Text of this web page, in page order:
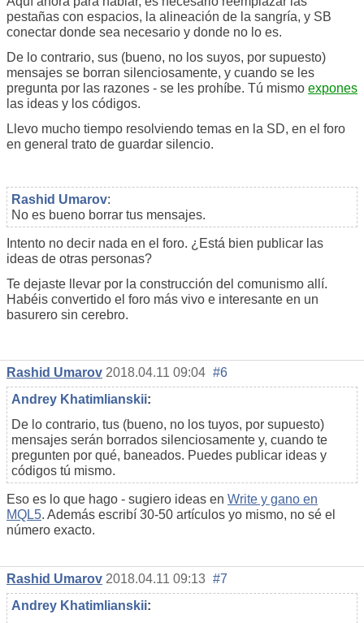
pestañas con espacios, la alineación de la sangría, y SB
conectar donde sea necesario y donde no lo es.
De lo contrario, sus (bueno, no los suyos, por supuesto)
mensajes se borran silenciosamente, y cuando se les
pregunta por las razones - se les prohíbe. Tú mismo expones
las ideas y los códigos.
Llevo mucho tiempo resolviendo temas en la SD, en el foro
en general trato de guardar silencio.
Rashid Umarov:
No es bueno borrar tus mensajes.
Intento no decir nada en el foro. ¿Está bien publicar las
ideas de otras personas?
Te dejaste llevar por la construcción del comunismo allí.
Habéis convertido el foro más vivo e interesante en un
basurero sin cerebro.
Rashid Umarov 2018.04.11 09:04 #6
Andrey Khatimlianskii:
De lo contrario, tus (bueno, no los tuyos, por supuesto)
mensajes serán borrados silenciosamente y, cuando te
pregunten por qué, baneados. Puedes publicar ideas y
códigos tú mismo.
Eso es lo que hago - sugiero ideas en Write y gano en
MQL5. Además escribí 30-50 artículos yo mismo, no sé el
número exacto.
Rashid Umarov 2018.04.11 09:13 #7
Andrey Khatimlianskii: